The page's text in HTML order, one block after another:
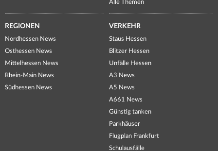
Alle Themen
REGIONEN
Nordhessen News
Osthessen News
Mittelhessen News
Rhein-Main News
Südhessen News
VERKEHR
Staus Hessen
Blitzer Hessen
Unfälle Hessen
A3 News
A5 News
A661 News
Günstig tanken
Parkhäuser
Flugplan Frankfurt
Schulausfälle